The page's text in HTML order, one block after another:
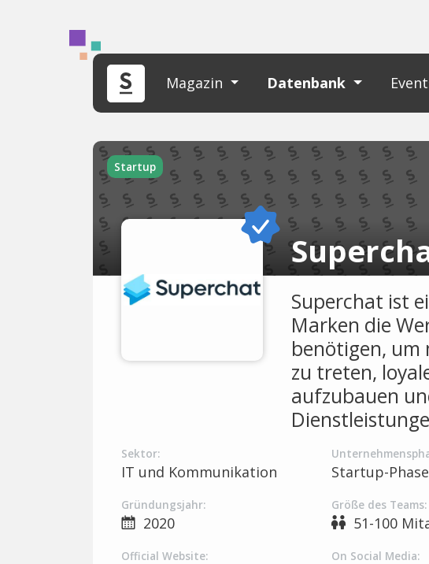
Magazin Datenbank
Startup
Superchat ist
Marken die
benötigen, um
zu treten,
aufzubauen
Sektor:
IT und Kommunikation Startup-Phase
Gründungsjahr:
2020
Größe des Teams:
51-100
Official Website: On Social Media: